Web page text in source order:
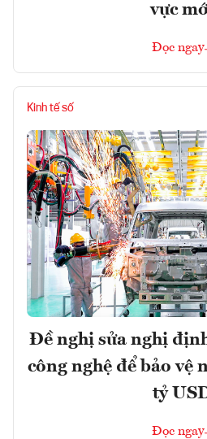
vực
Đọc ngay
Kinh tế số
Đề nghị sửa nghị
công nghệ để bảo vệ
tỷ
Đọc ngay